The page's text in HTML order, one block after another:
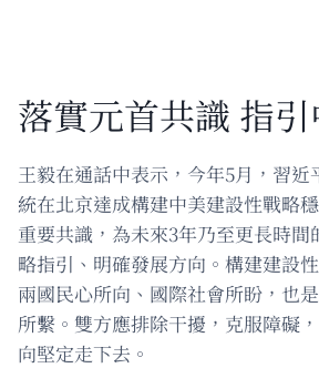
落實元首共識 指
王毅在通話中表示，今年5月，習近
統在北京達成構建中美建設性戰略
重要共識，為未來3年乃至更長時間
略指引、明確發展方向。構建建設
兩國民心所向、國際社會所盼，也
所繫。雙方應排除干擾，克服障礙
向堅定走下去。